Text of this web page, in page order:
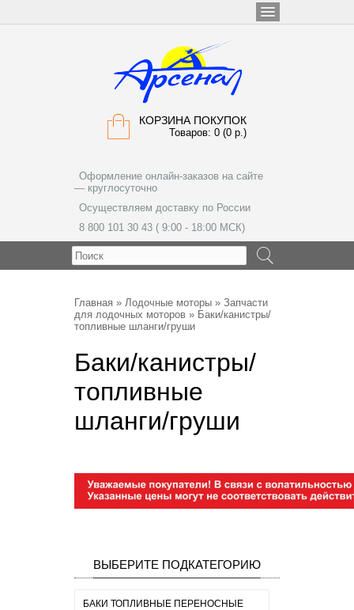
КОРЗИНА ПОКУПОК
Товаров: 0 (0 р.)
Оформление онлайн-заказов на сайте
— круглосуточно
Осуществляем доставку по России
8 800 101 30 43 ( 9:00 - 18:00 МСК)
Главная » Лодочные моторы » Запчасти
для лодочных моторов » Баки/канистры/
топливные шланги/груши
Баки/канистры/
топливные
шланги/груши
ВЫБЕРИТЕ ПОДКАТЕГОРИЮ
БАКИ ТОПЛИВНЫЕ ПЕРЕНОСНЫЕ